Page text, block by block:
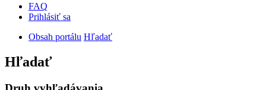
FAQ
Prihlásiť sa
Obsah portálu Hľadať
Hľadať